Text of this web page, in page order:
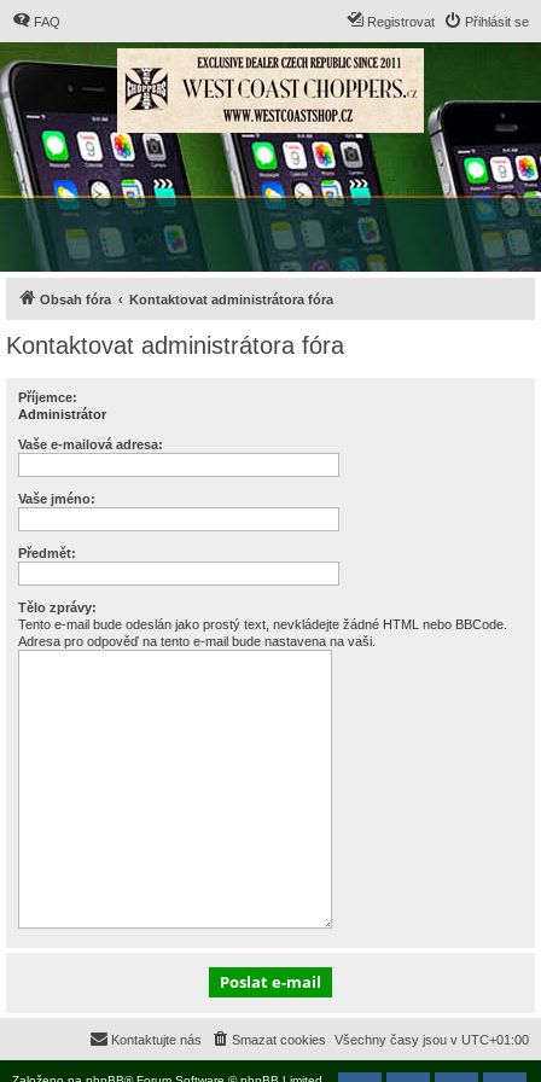
FAQ Přihlásit se
Registrovat
Obsah fóra Kontaktovat administrátora fóra
Kontaktovat administrátora fóra
Příjemce:
Administrátor
Vaše e-mailová adresa:
Vaše jméno:
Předmět:
Tělo zprávy:
Tento e-mail bude odeslán jako prostý text, nevkládejte žádné HTML nebo BBCode.
Adresa pro odpověď na tento e-mail bude nastavena na vaši.
Všechny časy jsou v UTC+01:00
Smazat cookies
Kontaktujte nás